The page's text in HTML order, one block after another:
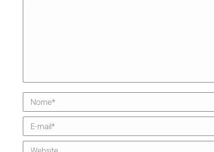
Nome *
E-mail *
Website